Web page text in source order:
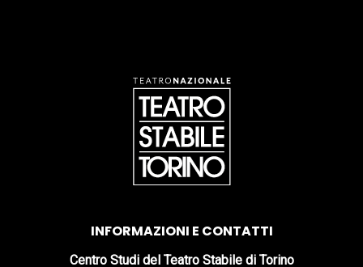
INFORMAZIONI E CONTATTI
Centro Studi del Teatro Stabile di Torino